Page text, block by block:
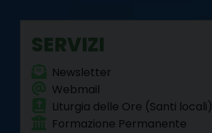
SERVIZI
Newsletter
Webmail
Liturgia delle Ore (Santi locali)
Formazione Permanente